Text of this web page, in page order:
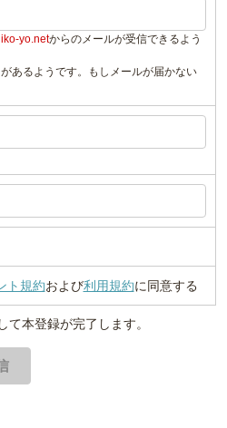
iko-yo.netからのメールが受信できるよう
あるようです。もしメールが届かない
ト規約および利用規約に同意する
本登録が完了します。